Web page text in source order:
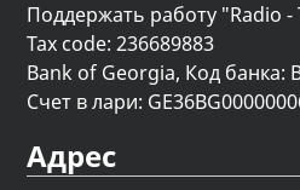
Поддержать работу "Radio -
Tax code: 236689883
Bank of Georgia, Код банка:
Счет в лари:
Адрес